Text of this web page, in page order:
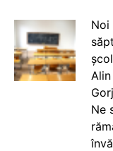
Noi
Ne